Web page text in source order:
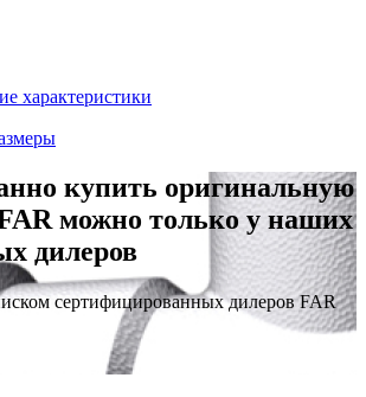
характеристики
купить оригинальную
можно только у наших
дилеров
сертифицированных дилеров FAR